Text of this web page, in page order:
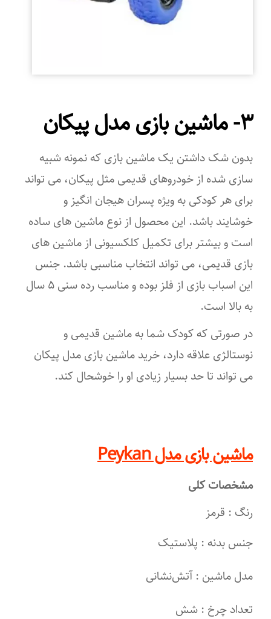
۳- ماشین بازی مدل پیکان
بدون شک داشتن یک ماشین بازی که نمونه شبیه
سازی شده از خودروهای قدیمی مثل پیکان، می تواند
برای هر کودکی به ویژه پسران هیجان انگیز و
خوشایند باشد. این محصول از نوع ماشین های ساده
است و بیشتر برای تکمیل کلکسیونی از ماشین های
بازی قدیمی، می تواند انتخاب مناسبی باشد. جنس
این اسباب بازی از فلز بوده و مناسب رده سنی ۵ سال
به بالا است.
در صورتی که کودک شما به ماشین قدیمی و
نوستالژی علاقه دارد، خرید ماشین بازی مدل پیکان
می تواند تا حد بسیار زیادی او را خوشحال کند.
ماشین بازی مدل Peykan
مشخصات کلی
رنگ : قرمز
جنس بدنه : پلاستیک
مدل ماشین : آتش‌نشانی
تعداد چرخ : شش